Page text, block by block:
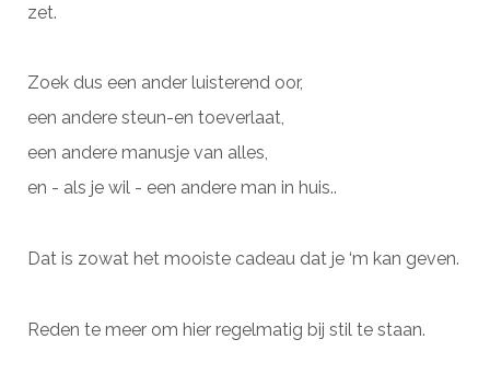
zet.
Zoek dus een ander luisterend oor,
een andere steun-en toeverlaat,
een andere manusje van alles,
en - als je wil - een andere man in huis..
Dat is zowat het mooiste cadeau dat je ‘m kan geven.
Reden te meer om hier regelmatig bij stil te staan.